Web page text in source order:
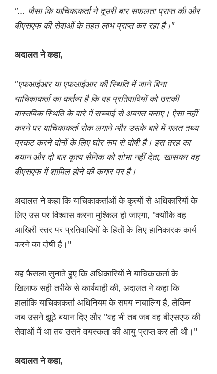
"... जैसा कि याचिकाकर्ता ने दूसरी बार सफलता प्राप्त की और
बीएसएफ की सेवाओं के तहत लाभ प्राप्त कर रहा है।"
अदालत ने कहा,
"एफआईआर या एफआईआर की स्थिति में जाने बिना
याचिकाकर्ता का कर्तव्य है कि वह प्रतिवादियों को उसकी
वास्तविक स्थिति के बारे में सच्चाई से अवगत कराए। ऐसा नहीं
करने पर याचिकाकर्ता रोक लगाने और उसके बारे में गलत तथ्य
प्रकट करने दोनों के लिए घोर रूप से दोषी है। इस तरह का
बयान और दो बार कृत्य सैनिक को शोभा नहीं देता, खासकर वह
बीएसएफ में शामिल होने की कगार पर है।
अदालत ने कहा कि याचिकाकर्ताओं के कृत्यों से अधिकारियों के
लिए उस पर विश्वास करना मुश्किल हो जाएगा, "क्योंकि वह
आखिरी स्तर पर प्रतिवादियों के हितों के लिए हानिकारक कार्य
करने का दोषी है।"
यह फैसला सुनाते हुए कि अधिकारियों ने याचिकाकर्ता के
खिलाफ सही तरीके से कार्यवाही की, अदालत ने कहा कि
हालांकि याचिकाकर्ता अधिनियम के समय नाबालिग है, लेकिन
जब उसने झूठे बयान दिए और "वह भी तब जब वह बीएसएफ की
सेवाओं में था तब उसने वयस्कता की आयु प्राप्त कर ली थी।"
अदालत ने कहा,